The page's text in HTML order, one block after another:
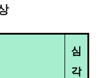
심
각